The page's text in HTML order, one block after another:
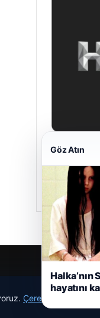
Hastaş Beton
05/26/2026
Çerez Politikamız
Göz Atın
Halka’nın
hayatını